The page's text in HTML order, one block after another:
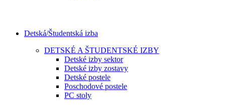
Detská/Študentská izba
DETSKÉ A ŠTUDENTSKÉ IZBY
Detské izby sektor
Detské izby zostavy
Detské postele
Poschodové postele
PC stoly